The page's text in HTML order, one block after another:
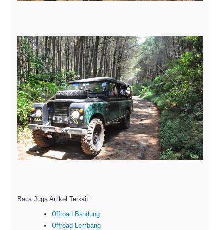
Baca Juga Artikel Terkait :
Offroad Bandung
Offroad Lembang